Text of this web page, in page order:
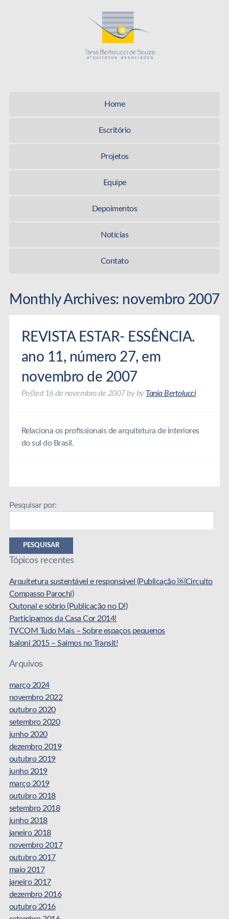
Home
Escritório
Projetos
Equipe
Depoimentos
Notícias
Contato
Monthly Archives: novembro 2007
REVISTA ESTAR- ESSÊNCIA.
ano 11, número 27, em
novembro de 2007
Posted 16 de novembro de 2007byby Tania Bertolucci
Relaciona os profissionais de arquitetura de interiores
do sul do Brasil.
Pesquisar por:
PESQUISAR
Tópicos recentes
Arquitetura sustentável e responsável (Publicação ￼Circuito
Compasso Parochi)
Outonal e sóbrio (Publicação no D!)
Participamos da Casa Cor 2014!
TVCOM Tudo Mais – Sobre espaços pequenos
Isaloni 2015 – Saímos no Transit!
Arquivos
março 2024
novembro 2022
outubro 2020
setembro 2020
junho 2020
dezembro 2019
outubro 2019
junho 2019
março 2019
outubro 2018
setembro 2018
junho 2018
janeiro 2018
novembro 2017
outubro 2017
maio 2017
janeiro 2017
dezembro 2016
outubro 2016